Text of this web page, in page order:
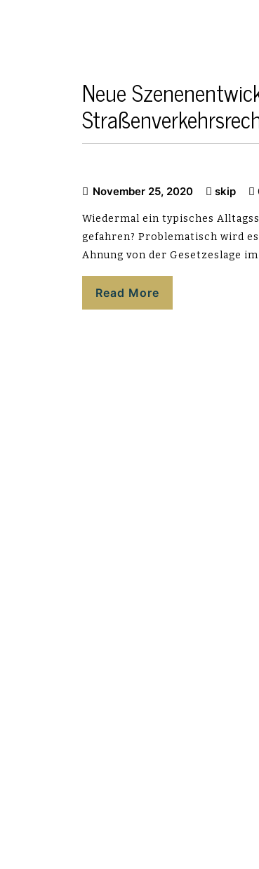
Neue
November 25, 2020 skip
Wiedermal ein typisches
gefahren? Problematisch wird
Ahnung von der Gesetzeslage im
Read More